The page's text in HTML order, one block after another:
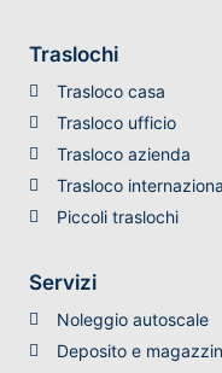
Traslochi
Trasloco casa
Trasloco ufficio
Trasloco azienda
Trasloco
Piccoli traslochi
Servizi
Noleggio autoscale
Deposito e